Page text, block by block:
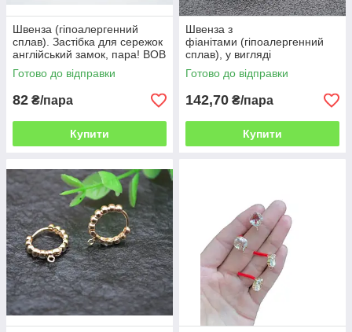
Швенза (гіпоалергенний
сплав). Застібка для сережок
англійський замок, пара! ВОВ
Готово до відправки
82 ₴/пара
Купити
Швенза з
фіанітами (гіпоалергенний
сплав), у вигляді
метелика, англійський замок,
колір срібний, пара. ВОВ
Готово до відправки
142,70 ₴/пара
Купити